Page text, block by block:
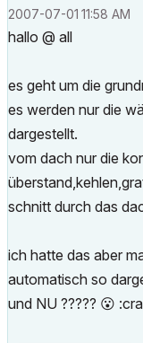
‎2007-07-01 11:58 AM
hallo @ all
es geht um die
es werden nur die
dargestellt.
vom dach nur die
schnitt durch das
ich hatte das aber
automatisch so
und NU ????? 😮